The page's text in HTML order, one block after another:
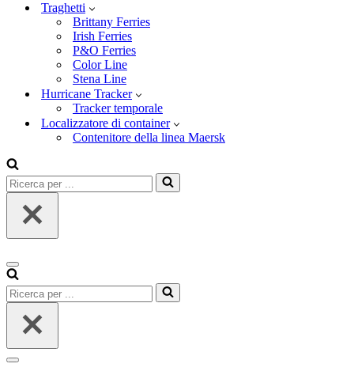
Traghetti
Brittany Ferries
Irish Ferries
P&O Ferries
Color Line
Stena Line
Hurricane Tracker
Tracker temporale
Localizzatore di container
Contenitore della linea Maersk
Ricerca
per
Menu
di
navigazione
Ricerca
per
Menu